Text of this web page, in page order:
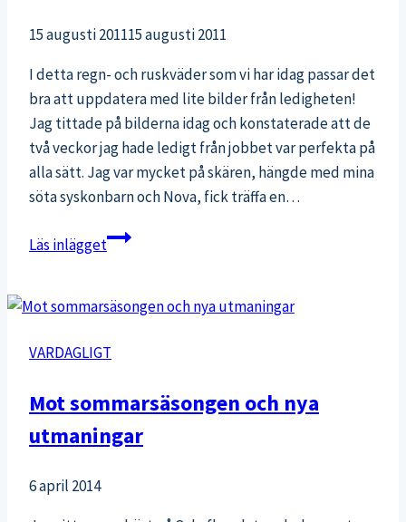
15 augusti 201115 augusti 2011
I detta regn- och ruskväder som vi har idag passar det
bra att uppdatera med lite bilder från ledigheten!
Jag tittade på bilderna idag och konstaterade att de
två veckor jag hade ledigt från jobbet var perfekta på
alla sätt. Jag var mycket på skären, hängde med mina
söta syskonbarn och Nova, fick träffa en…
Läs inläggetSemesterbilder
VARDAGLIGT
Mot sommarsäsongen och nya
utmaningar
6 april 2014